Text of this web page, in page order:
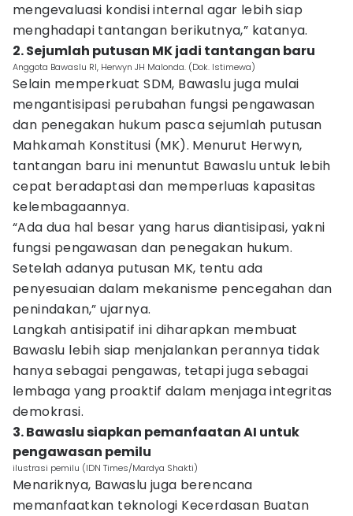
mengevaluasi kondisi internal agar lebih siap
menghadapi tantangan berikutnya,” katanya.
2. Sejumlah putusan MK jadi tantangan baru
Anggota Bawaslu RI, Herwyn JH Malonda. (Dok. Istimewa)
Selain memperkuat SDM, Bawaslu juga mulai
mengantisipasi perubahan fungsi pengawasan
dan penegakan hukum pasca sejumlah putusan
Mahkamah Konstitusi (MK). Menurut Herwyn,
tantangan baru ini menuntut Bawaslu untuk lebih
cepat beradaptasi dan memperluas kapasitas
kelembagaannya.
“Ada dua hal besar yang harus diantisipasi, yakni
fungsi pengawasan dan penegakan hukum.
Setelah adanya putusan MK, tentu ada
penyesuaian dalam mekanisme pencegahan dan
penindakan,” ujarnya.
Langkah antisipatif ini diharapkan membuat
Bawaslu lebih siap menjalankan perannya tidak
hanya sebagai pengawas, tetapi juga sebagai
lembaga yang proaktif dalam menjaga integritas
demokrasi.
3. Bawaslu siapkan pemanfaatan AI untuk
pengawasan pemilu
ilustrasi pemilu (IDN Times/Mardya Shakti)
Menariknya, Bawaslu juga berencana
memanfaatkan teknologi Kecerdasan Buatan